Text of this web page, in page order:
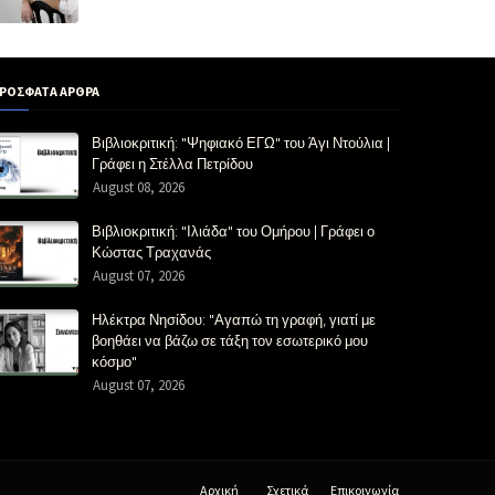
ΑΡΘΡΑ
Βιβλιοκριτική: "Ψηφιακό ΕΓΩ" του Άγι Ντούλια |
Γράφει η Στέλλα Πετρίδου
August 08, 2026
Βιβλιοκριτική: "Ιλιάδα" του Ομήρου | Γράφει ο
Κώστας Τραχανάς
August 07, 2026
Ηλέκτρα Νησίδου: "Αγαπώ τη γραφή, γιατί με
βοηθάει να βάζω σε τάξη τον εσωτερικό μου
κόσμο"
August 07, 2026
Αρχική Σχετικά Επικοινωνία